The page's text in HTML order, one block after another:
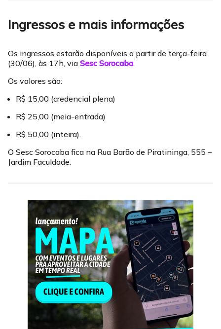
Ingressos e mais informações
Os ingressos estarão disponíveis a partir de terça-feira
(30/06), às 17h, via Sesc Sorocaba.
Os valores são:
R$ 15,00 (credencial plena)
R$ 25,00 (meia-entrada)
R$ 50,00 (inteira).
O Sesc Sorocaba fica na Rua Barão de Piratininga, 555 –
Jardim Faculdade.